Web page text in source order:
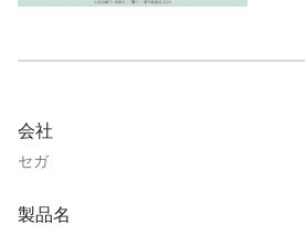
会社
セガ
製品名